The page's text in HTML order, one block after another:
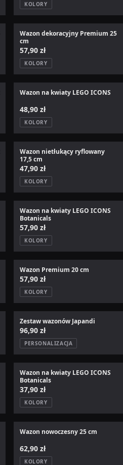
KOLORY
Wazon dekoracyjny Premium 25
cm
57,90 zł
KOLORY
Wazon na kwiaty LEGO ICONS
48,90 zł
KOLORY
Wazon nietłukący ryflowany
17,5 cm
47,90 zł
KOLORY
Wazon na kwiaty LEGO ICONS
Botanicals
57,90 zł
KOLORY
Wazon Premium 20 cm
57,90 zł
KOLORY
Zestaw wazonów Japandi
96,90 zł
PERSONALIZACJA
Wazon na kwiaty LEGO ICONS
Botanicals
37,90 zł
KOLORY
Wazon nowoczesny 25 cm
62,90 zł
KOLORY